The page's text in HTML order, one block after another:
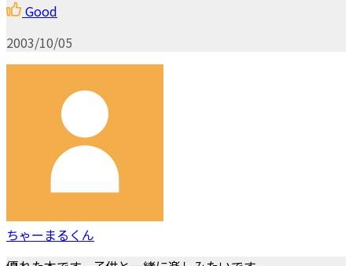
Good
2003/10/05
ちゃーまるくん